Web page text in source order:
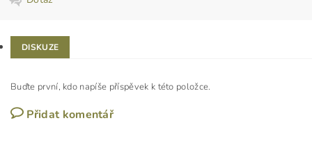
DISKUZE
Buďte první, kdo napíše příspěvek k této položce.
Přidat komentář